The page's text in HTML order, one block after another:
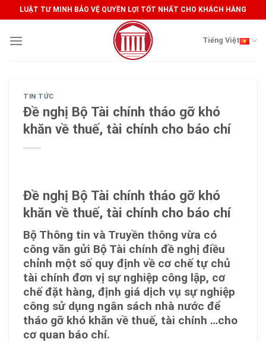
to
content
LUẬT TƯ MINH BẢO VỆ QUYỀN LỢI TỐT NHẤT CHO KHÁCH HÀNG
Tiếng Việt
TIN TỨC
Đề nghị Bộ Tài chính tháo gỡ khó
khăn về thuế, tài chính cho báo chí
Đề nghị Bộ Tài chính tháo gỡ khó
khăn về thuế, tài chính cho báo chí
Bộ Thông tin và Truyền thông vừa có
công văn gửi Bộ Tài chính đề nghị điều
chỉnh một số quy định về cơ chế tự chủ
tài chính đơn vị sự nghiệp công lập, cơ
chế đặt hàng, định giá dịch vụ sự nghiệp
công sử dụng ngân sách nhà nước để
tháo gỡ khó khăn về thuế, tài chính …cho
cơ quan báo chí.